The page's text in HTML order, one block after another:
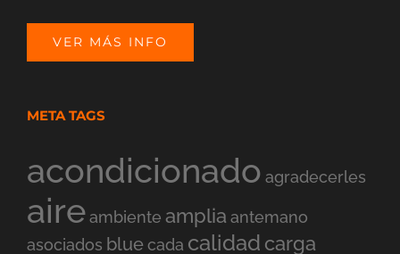
VER MÁS INFO
META TAGS
acondicionado agradecerles
aireambiente amplia antemano
asociados blue cada calidad carga